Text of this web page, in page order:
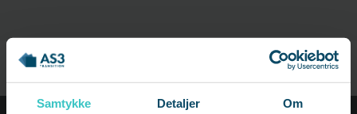
Samtykke Detaljer Om